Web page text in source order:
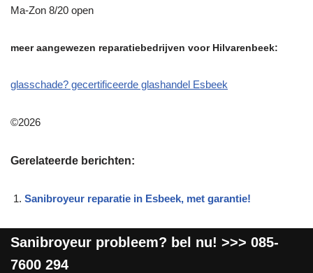
Ma-Zon 8/20 open
meer aangewezen reparatiebedrijven voor Hilvarenbeek:
glasschade? gecertificeerde glashandel Esbeek
©2026
Gerelateerde berichten:
Sanibroyeur reparatie in Esbeek, met garantie!
Sanibroyeur probleem? bel nu! >>> 085-
7600 294